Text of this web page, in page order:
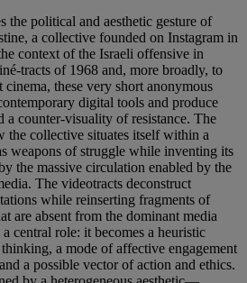
the political and aesthetic gesture of
a collective founded on Instagram in
context of the Israeli offensive in
tracts of 1968 and, more broadly, to
these very short anonymous
digital tools and produce
a counter-visuality of resistance. The
the collective situates itself within a
weapons of struggle while inventing its
the massive circulation enabled by the
The videotracts deconstruct
while reinserting fragments of
are absent from the dominant media
central role: it becomes a heuristic
a mode of affective engagement
a possible vector of action and ethics.